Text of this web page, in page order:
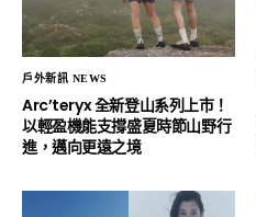
戶外新訊 NEWS
Arc’teryx 全新登山系列上市！
以輕盈機能支撐盛夏時節山野行
進，邁向更遠之境